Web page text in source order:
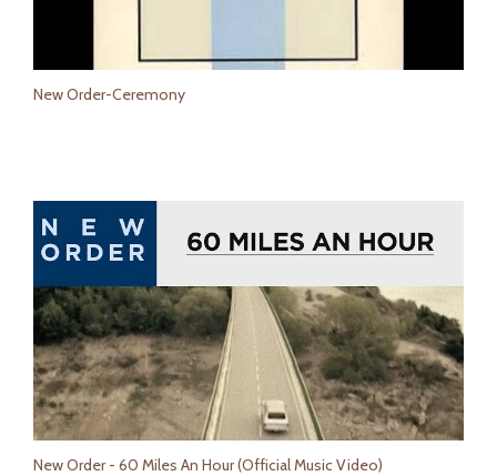
New Order-Ceremony
New Order - 60 Miles An Hour (Official Music Video)